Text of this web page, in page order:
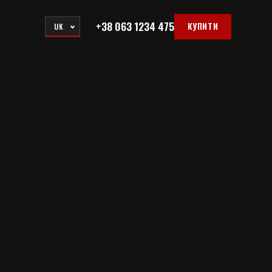
UK +38 063 1234 475 КУПИТИ